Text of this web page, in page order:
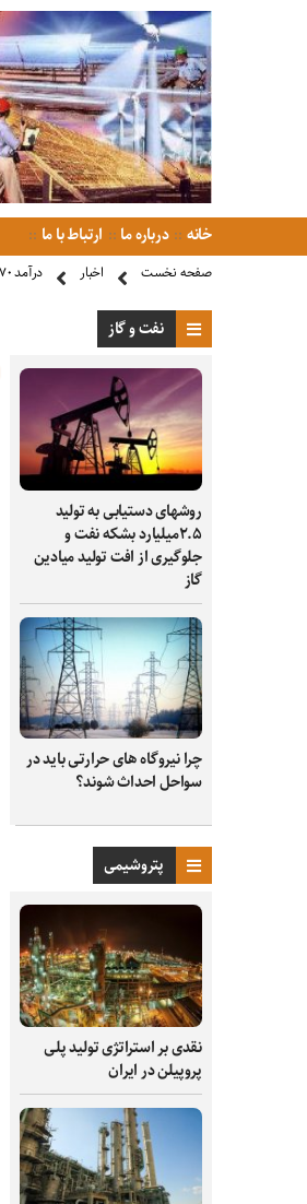
خانه درباره ما ارتباط با ما
صفحه نخست اخبار درآمد ١٧٠همتی از فروش برق کجا می رود؟
نفت و گاز
روشهای دستیابی به تولید
۲.۵میلیارد بشکه نفت و
جلوگیری از افت تولید میادین
گاز
چرا نیروگاه‌ های حرارتی باید در
سواحل احداث شوند؟
پتروشیمی
نقدی بر استراتژی تولید پلی
پروپیلن در ایران